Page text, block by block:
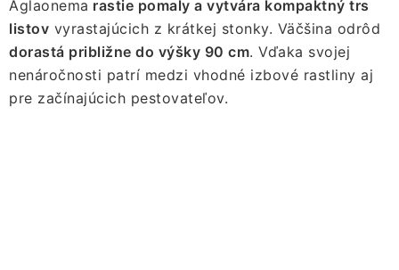
Obchodné podmienky
Podmienky ochrany osobných údajov
O nás
Spôsoby platby
Informácie o doprave
Aglaonema rastie pomaly a vytvára kompaktný trs
listov vyrastajúcich z krátkej stonky. Väčšina odrôd
dorastá približne do výšky 90 cm. Vďaka svojej
nenáročnosti patrí medzi vhodné izbové rastliny aj
pre začínajúcich pestovateľov.